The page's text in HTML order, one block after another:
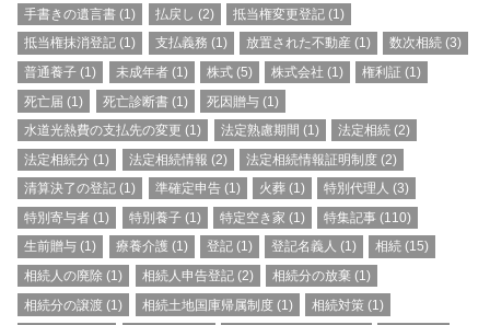
手書きの遺言書 (1) 払戻し (2) 抵当権変更登記(1)
抵当権抹消登記 (1) 支払義務 (1) 放置された不動産(1) 数次相続 (3)
普通養子 (1) 未成年者(1) 株式(5) 株式会社 (1) 権利証 (1)
死亡届 (1) 死亡診断書(1) 死因贈与(1)
水道光熱費の支払先の変更 (1) 法定熟慮期間 (1) 法定相続(2)
法定相続分 (1) 法定相続情報 (2) 法定相続情報証明制度(2)
清算決了の登記 (1) 準確定申告(1) 火葬(1) 特別代理人 (3)
特別寄与者 (1) 特別養子(1) 特定空き家 (1) 特集記事 (110)
生前贈与 (1) 療養介護 (1) 登記(1) 登記名義人 (1) 相続 (15)
相続人の廃除 (1) 相続人申告登記(2) 相続分の放棄 (1)
相続分の譲渡 (1) 相続土地国庫帰属制度(1) 相続対策(1)